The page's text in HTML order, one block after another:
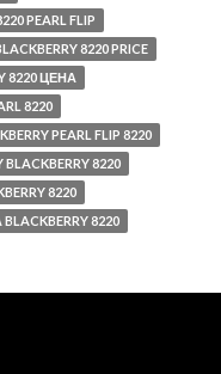
PEARL FLIP
8220 PRICE
8220 ЦЕНА
8220
PEARL FLIP 8220
BLACKBERRY 8220
8220
8220